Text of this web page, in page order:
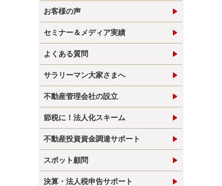
お客様の声
セミナー＆メディア実績
よくある質問
サラリーマン大家さまへ
不動産管理会社の設立
節税に！法人化スキーム
不動産投資資金調達サポート
スポット顧問
決算・法人税申告サポート